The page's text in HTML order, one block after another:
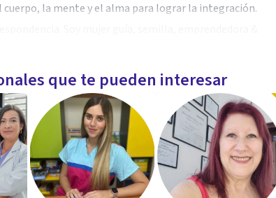
la mente y el alma para lograr la integración.
Alma, gestionarnos desde el reconocimiento, e ir
sufrimiento es el resultado de percepciones de la realidad
nos inspire.
que te pueden interesar